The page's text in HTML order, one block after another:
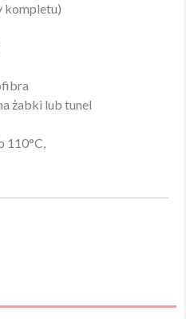
kompletu)
żabki lub tunel
110°C,